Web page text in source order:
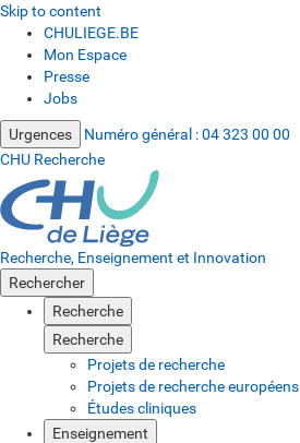
Skip to content
CHULIEGE.BE
Mon Espace
Presse
Jobs
Urgences Numéro général :04 323 00 00
CHU Recherche
Recherche, Enseignement et Innovation
Rechercher
Recherche
Recherche
Projets de recherche
Projets de recherche européens
Études cliniques
Enseignement